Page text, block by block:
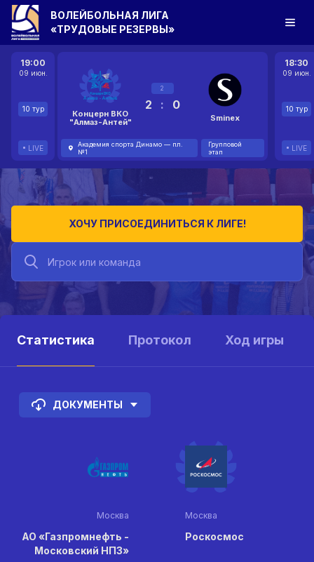
19:00
09 июн.
10 тур
LIVE
Концерн ВКО
"Алмаз-Антей"
2
2 : 0
Sminex
Академия спорта Динамо — пл.
№1
Групповой
этап
18:30
09 июн.
10 тур
LIVE
ВОЛЕЙБОЛЬНАЯ ЛИГА
«ТРУДОВЫЕ РЕЗЕРВЫ»
ХОЧУ ПРИСОЕДИНИТЬСЯ К ЛИГЕ!
Статистика Протокол Ход игры
ДОКУМЕНТЫ
Москва
АО «Газпромнефть -
Московский НПЗ»
Москва
Роскосмос